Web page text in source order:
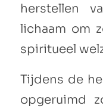
herstellen
lichaam om
spiritueel
Tijdens de
opgeruimd